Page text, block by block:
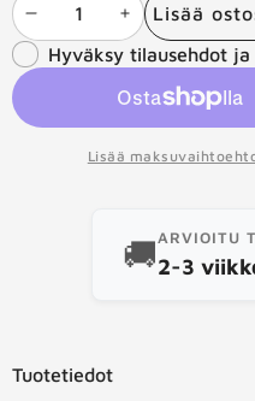
Vähennä
määrää
Lisää
määrää
Lisää
Hyväksy tilausehdot
Lisää
🚚ARVIOITU
2-3
Tuotetiedot